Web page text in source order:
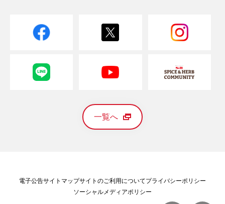
一覧へ
電子公告サイトマップサイトのご利用についてプライバシーポリシー
ソーシャルメディアポリシー